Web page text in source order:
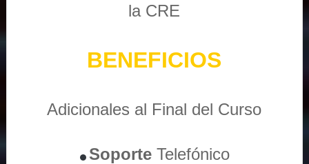
la CRE
BENEFICIOS
Adicionales al Final del Curso
Soporte Telefónico